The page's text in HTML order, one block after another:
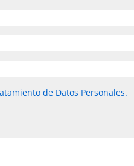
de Datos Personales.